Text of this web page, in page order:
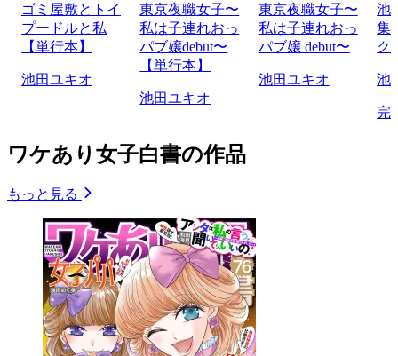
ゴミ屋敷とトイ
プードルと私
【単行本】
池田ユキオ
東京夜職女子〜
私は子連れおっ
パブ嬢debut〜
【単行本】
池田ユキオ
東京夜職女子〜
私は子連れおっ
パブ嬢 debut〜
池田ユキオ
池
集
ク
池
完
ワケあり女子白書の作品
もっと見る